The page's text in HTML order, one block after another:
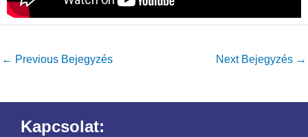
← Previous Bejegyzés Next Bejegyzés →
Kapcsolat: